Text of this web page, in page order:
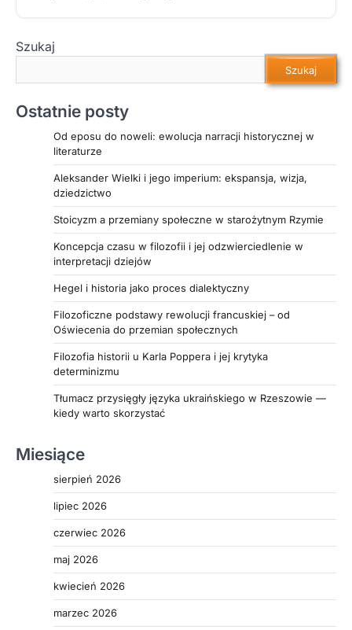
Szukaj
Szukaj
Ostatnie posty
Od eposu do noweli: ewolucja narracji historycznej w
literaturze
Aleksander Wielki i jego imperium: ekspansja, wizja,
dziedzictwo
Stoicyzm a przemiany społeczne w starożytnym Rzymie
Koncepcja czasu w filozofii i jej odzwierciedlenie w
interpretacji dziejów
Hegel i historia jako proces dialektyczny
Filozoficzne podstawy rewolucji francuskiej – od
Oświecenia do przemian społecznych
Filozofia historii u Karla Poppera i jej krytyka
determinizmu
Tłumacz przysięgły języka ukraińskiego w Rzeszowie —
kiedy warto skorzystać
Miesiące
sierpień 2026
lipiec 2026
czerwiec 2026
maj 2026
kwiecień 2026
marzec 2026